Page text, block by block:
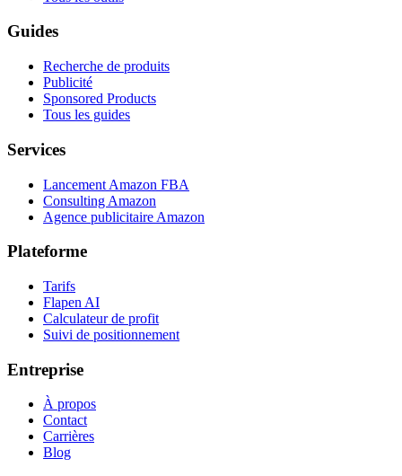
Guides
Recherche de produits
Publicité
Sponsored Products
Tous les guides
Services
Lancement Amazon FBA
Consulting Amazon
Agence publicitaire Amazon
Plateforme
Tarifs
Flapen AI
Calculateur de profit
Suivi de positionnement
Entreprise
À propos
Contact
Carrières
Blog